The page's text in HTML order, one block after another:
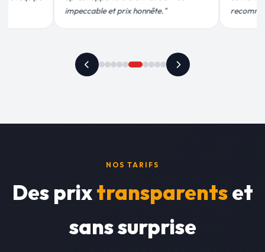
recommande vivement."
plus qu'honnête
NOS TARIFS
Des prixtransparentset
sans surprise